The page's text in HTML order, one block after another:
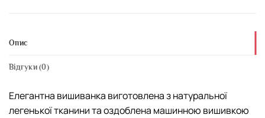
Опис
Відгуки (0)
Елегантна вишиванка виготовлена з натуральної
легенької тканини та оздоблена машинною вишивкою